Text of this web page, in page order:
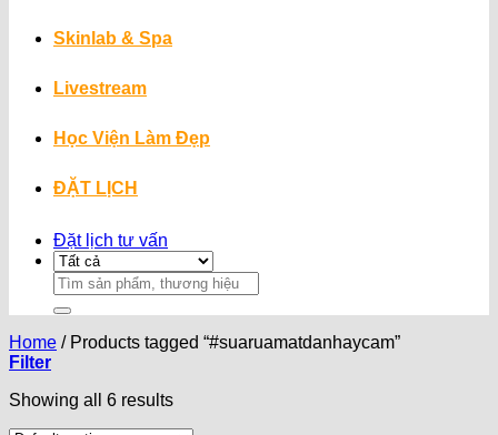
Skinlab & Spa
Livestream
Học Viện Làm Đẹp
ĐẶT LỊCH
Đặt lịch tư vấn
Search
for:
Home /Products tagged “#suaruamatdanhaycam”
Filter
Showing all 6 results